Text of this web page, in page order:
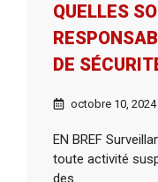
QUELLES
DE
octobre 10, 2024
EN BREF
toute activité
des ...